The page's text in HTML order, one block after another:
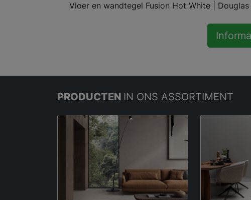
Vloer en wandtegel Fusion Hot White | Douglas
PRODUCTEN IN ONS ASSORTIMENT